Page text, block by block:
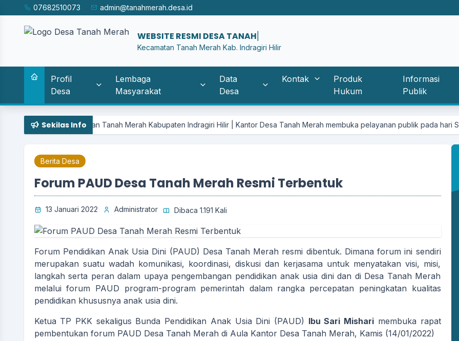
07682510073 admin@tanahmerah.desa.id
W|
Kecamatan Tanah Merah Kab. Indragiri Hilir
Profil
Desa
Lembaga
Masyarakat
Data
Desa
Kontak
Produk
Hukum
Informasi
Publik
Sekilas Info
Tanah Merah Kabupaten Indragiri Hilir | Kantor Desa Tanah Merah membuka pelayanan publik pada hari Senin - Jumat
Berita Desa
Forum PAUD Desa Tanah Merah Resmi Terbentuk
13 Januari 2022 Administrator Dibaca 1.191 Kali
Forum Pendidikan Anak Usia Dini (PAUD) Desa Tanah Merah resmi dibentuk. Dimana forum ini sendiri
merupakan suatu wadah komunikasi, koordinasi, diskusi dan kerjasama untuk menyatakan visi, misi,
langkah serta peran dalam upaya pengembangan pendidikan anak usia dini dan di Desa Tanah Merah
melalui forum PAUD program-program pemerintah dalam rangka percepatan peningkatan kualitas
pendidikan khususnya anak usia dini.
Ketua TP PKK sekaligus Bunda Pendidikan Anak Usia Dini (PAUD) Ibu Sari Mishari membuka rapat
pembentukan forum PAUD Desa Tanah Merah di Aula Kantor Desa Tanah Merah, Kamis (14/01/2022)